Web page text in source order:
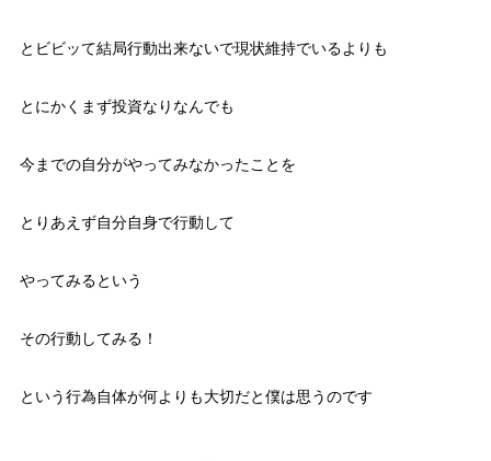
とビビッて結局行動出来ないで現状維持でいるよりも
とにかくまず投資なりなんでも
今までの自分がやってみなかったことを
とりあえず自分自身で行動して
やってみるという
その行動してみる！
という行為自体が何よりも大切だと僕は思うのです